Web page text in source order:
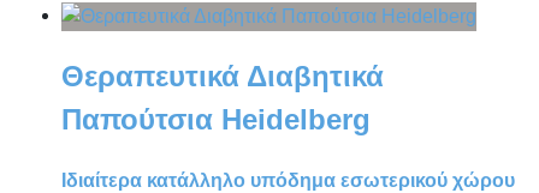
Θεραπευτικά Διαβητικά
Παπούτσια Heidelberg
Ιδιαίτερα κατάλληλο υπόδημα εσωτερικού χώρου